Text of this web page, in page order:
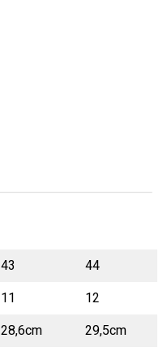
43
44
11
12
28,6cm 29,5cm